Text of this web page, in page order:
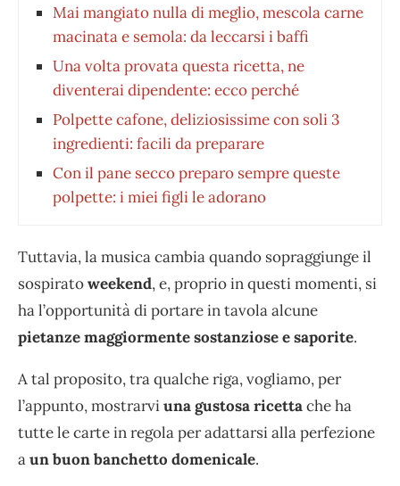
Mai mangiato nulla di meglio, mescola carne
macinata e semola: da leccarsi i baffi
Una volta provata questa ricetta, ne
diventerai dipendente: ecco perché
Polpette cafone, deliziosissime con soli 3
ingredienti: facili da preparare
Con il pane secco preparo sempre queste
polpette: i miei figli le adorano
Tuttavia, la musica cambia quando sopraggiunge il
sospiratoweekend, e, proprio in questi momenti, si
ha l’opportunità di portare in tavola alcune
pietanze maggiormente sostanziose e saporite.
A tal proposito, tra qualche riga, vogliamo, per
l’appunto, mostrarviuna gustosa ricettache ha
tutte le carte in regola per adattarsi alla perfezione
aun buon banchetto domenicale.